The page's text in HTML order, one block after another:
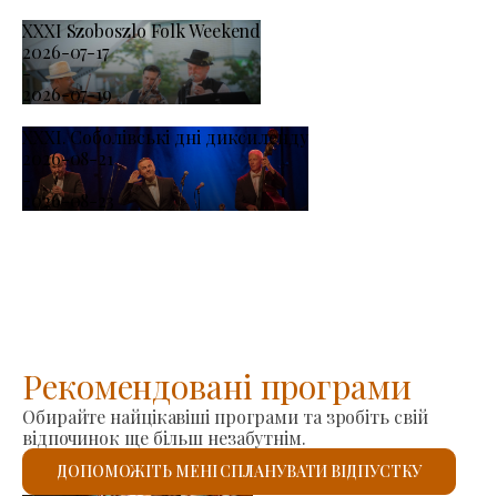
XXXI Szoboszlo Folk Weekend
2026-07-17
-
2026-07-19
XXXI. Соболівські дні диксиленду
2026-08-21
-
2026-08-23
Рекомендовані програми
Обирайте найцікавіші програми та зробіть свій
відпочинок ще більш незабутнім.
ДОПОМОЖІТЬ МЕНІ СПЛАНУВАТИ ВІДПУСТКУ